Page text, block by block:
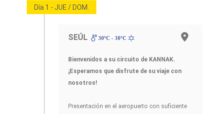
Día 1 - JUE / DOM.
SEÚL 30ºC - 30ºC
Bienvenidos a su circuito de KANNAK.
¡Esperamos que disfrute de su viaje con
nosotros!
Presentación en el aeropuerto con suficiente